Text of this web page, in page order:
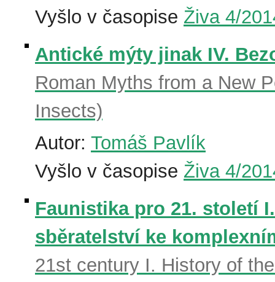
Vyšlo v časopise Živa 4/
Antické mýty jinak IV.
Roman Myths from a New
Insects)
Autor: Tomáš Pavlík
Vyšlo v časopise Živa 4/
Faunistika pro 21. století
sběratelství ke
21st century I. History of